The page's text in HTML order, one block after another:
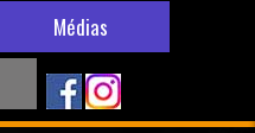
Médias